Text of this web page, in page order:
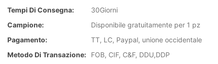
Tempi Di Consegna:
30Giorni
Campione:
Disponibile gratuitamente per 1 pz
Pagamento:
TT, LC, Paypal, unione occidentale
Metodo Di Transazione:
FOB, CIF, C&F, DDU,DDP